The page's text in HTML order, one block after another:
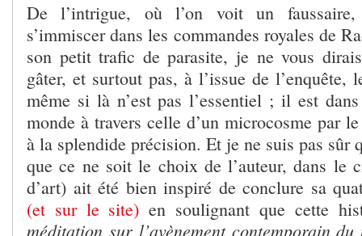
De l’intrigue, où l’on voit un
s’immiscer dans les commandes royales de
son petit trafic de parasite, je ne vous
gâter, et surtout pas, à l’issue de l’enquête,
même si là n’est pas l’essentiel ; il est
monde à travers celle d’un microcosme par
à la splendide précision. Et je ne suis pas sûr
que ce ne soit le choix de l’auteur, dans le
d’art) ait été bien inspiré de conclure sa
(et sur le site)en soulignant que cette
méditation sur l’avènement contemporain